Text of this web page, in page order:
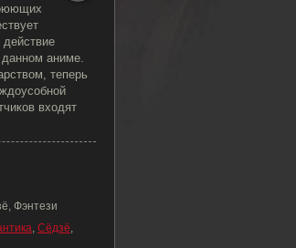
действие
данном аниме.
теперь
входят
Фэнтези
, Сёдзё,